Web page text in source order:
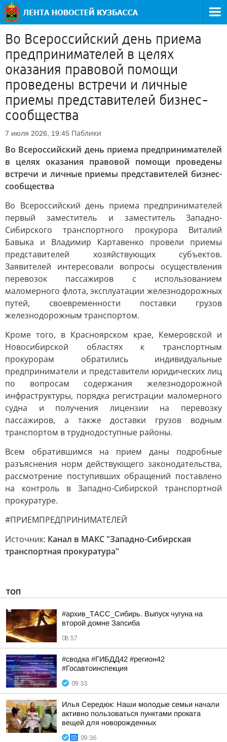
Во Всероссийский день приема
предпринимателей в целях
оказания правовой помощи
проведены встречи и личные
приемы представителей бизнес-
сообщества
7 июля 2026, 19:45 Паблики
Во Всероссийский день приема предпринимателей
в целях оказания правовой помощи проведены
встречи и личные приемы представителей бизнес-
сообщества
Во Всероссийский день приема предпринимателей
первый заместитель и заместитель Западно-
Сибирского транспортного прокурора Виталий
Бавыка и Владимир Картавенко провели приемы
представителей хозяйствующих субъектов.
Заявителей интересовали вопросы осуществления
перевозок пассажиров с использованием
маломерного флота, эксплуатации железнодорожных
путей, своевременности поставки грузов
железнодорожным транспортом.
Кроме того, в Красноярском крае, Кемеровской и
Новосибирской областях к транспортным
прокурорам обратились индивидуальные
предприниматели и представители юридических лиц
по вопросам содержания железнодорожной
инфраструктуры, порядка регистрации маломерного
судна и получения лицензии на перевозку
пассажиров, а также доставки грузов водным
транспортом в труднодоступные районы.
Всем обратившимся на прием даны подробные
разъяснения норм действующего законодательства,
рассмотрение поступивших обращений поставлено
на контроль в Западно-Сибирской транспортной
прокуратуре.
#ПРИЕМПРЕДПРИНИМАТЕЛЕЙ
Источник: Канал в МАКС "Западно-Сибирская
транспортная прокуратура"
ТОП
#архив_ТАСС_Сибирь. Выпуск чугуна на
второй домне Запсиба
08:57
#сводка #ГИБДД42 #регион42
#Госавтоинспекция
09:33
Илья Середюк: Наши молодые семьи начали
активно пользоваться пунктами проката
вещей для новорожденных
09:36